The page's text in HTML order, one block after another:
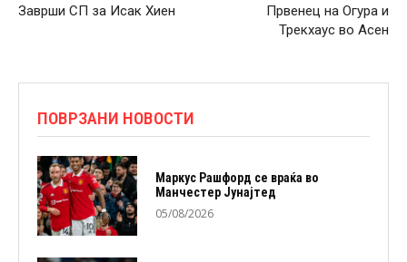
Заврши СП за Исак Хиен
Првенец на Огура и
Трекхаус во Асен
ПОВРЗАНИ НОВОСТИ
Маркус Рашфорд се враќа во
Манчестер Јунајтед
05/08/2026